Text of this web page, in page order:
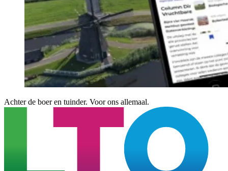
Achter de boer en tuinder. Voor ons allemaal.